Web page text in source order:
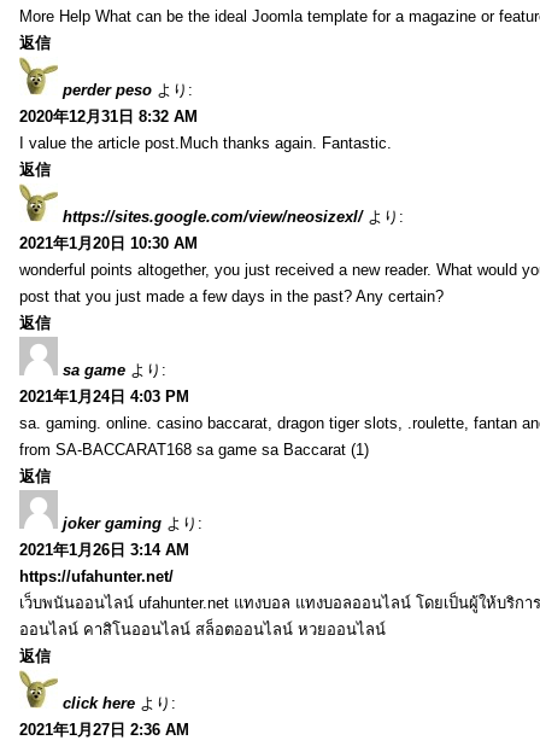
More Help What can be the ideal Joomla template for a magazine or
返信
perder peso より:
2020年12月31日 8:32 AM
I value the article post.Much thanks again. Fantastic.
返信
https://sites.google.com/view/neosizexl/ より:
2021年1月20日 10:30 AM
wonderful points altogether, you just received a new reader. What would
post that you just made a few days in the past? Any certain?
返信
sa game より:
2021年1月24日 4:03 PM
sa. gaming. online. casino baccarat, dragon tiger slots, .roulette, fantan
from SA-BACCARAT168 sa game sa Baccarat (1)
返信
joker gaming より:
2021年1月26日 3:14 AM
https://ufahunter.net/
เว็บพนันออนไลน์ ufahunter.net แทงบอล แทงบอลออนไลน์ โดยเป็นผู้ให้บริกา
ออนไลน์ คาสิโนออนไลน์ สล็อตออนไลน์ หวยออนไลน์
返信
click here より:
2021年1月27日 2:36 AM